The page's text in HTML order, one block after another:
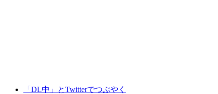
「DL中」とTwitterでつぶやく